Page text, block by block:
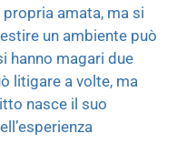
amata, ma si
un ambiente può
hanno magari due
litigare a volte, ma
nasce il suo